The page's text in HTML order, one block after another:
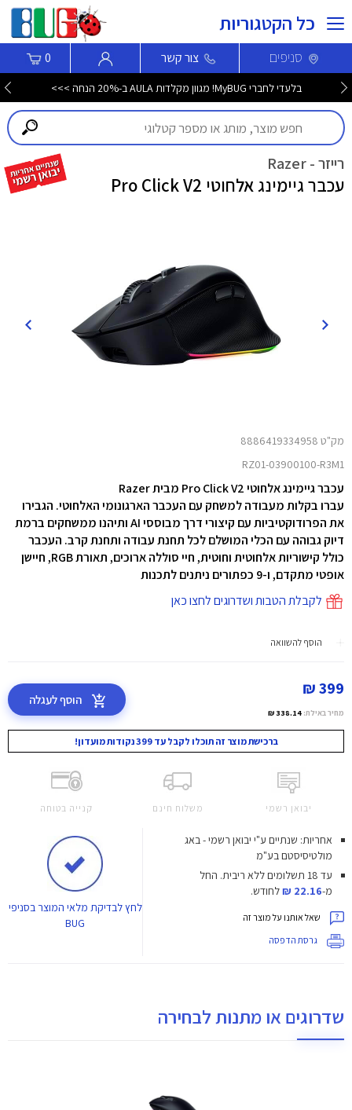
כל הקטגוריות
סניפים צור קשר 0
בלעדי לחברי MyBUG! מגוון מקלדות AULA ב-20% הנחה >>>
רייזר - Razer
עכבר גיימינג אלחוטי Pro Click V2
מק"ט 8886419334958
RZ01-03900100-R3M1
עכבר גיימינג אלחוטי Pro Click V2 מבית Razer
עברו בקלות מעבודה למשחק עם העכבר הארגונומי האלחוטי. הגבירו
את הפרודוקטיביות עם קיצורי דרך מבוססי AI ותיהנו ממשחקים ברמת
דיוק גבוהה עם הכלי המושלם לכל תחנת עבודה ותחנת קרב. העכבר
כולל קישוריות אלחוטית וחוטית, חיי סוללה ארוכים, תאורת RGB, חיישן
אופטי מתקדם, ו-9 כפתורים ניתנים לתכנות
לקבלת הטבות ושדרוגים לחצו כאן
הוסף להשוואה
399 ₪
מחיר באילת: 338.14 ₪
הוסף לעגלה
ברכישת מוצר זה תוכלו לקבל עד 399 נקודות מועדון!
יבואן רשמי משלוח חינם קנייה בטוחה
אחריות: שנתיים ע"י יבואן רשמי - באג
מולטיסיסטם בע"מ
עד 18 תשלומים ללא ריבית.
החל
מ-22.16 ₪ לחודש.
שאל אותנו על מוצר זה
גרסת הדפסה
לחץלבדיקת מלאי המוצר בסניפי
BUG
שדרוגים או מתנות לבחירה